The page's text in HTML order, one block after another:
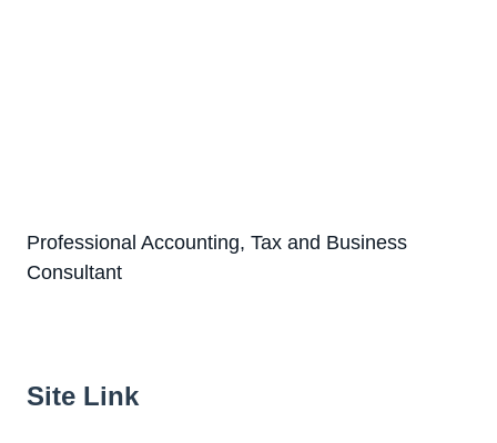
Professional Accounting, Tax and Business
Consultant
Site Link